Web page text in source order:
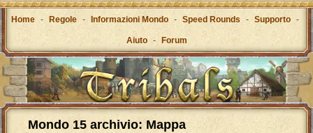
Home - Regole - Informazioni Mondo - Speed Rounds - Supporto -
Aiuto - Forum
Mondo 15 archivio: Mappa